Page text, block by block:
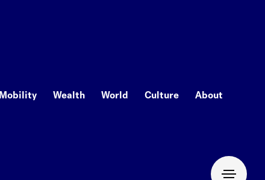
Mobility Wealth World Culture About